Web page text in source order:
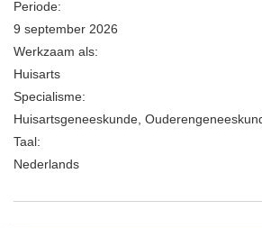
Periode:
9 september 2026
Werkzaam als:
Huisarts
Specialisme:
Huisartsgeneeskunde,
Taal:
Nederlands